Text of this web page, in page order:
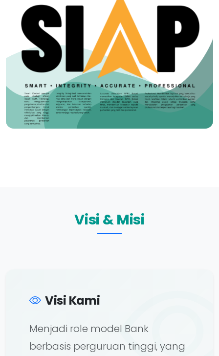
Visi & Misi
Visi Kami
Menjadi role model Bank
berbasis perguruan tinggi, yang